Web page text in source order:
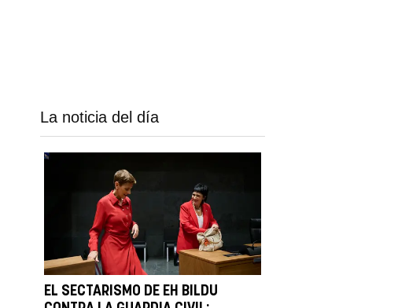
La noticia del día
EL SECTARISMO DE EH BILDU